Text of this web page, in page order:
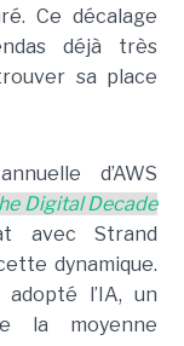
Ce décalage
déjà très
sa place
d’AWS
Digital Decade
avec Strand
dynamique.
l’IA, un
la moyenne